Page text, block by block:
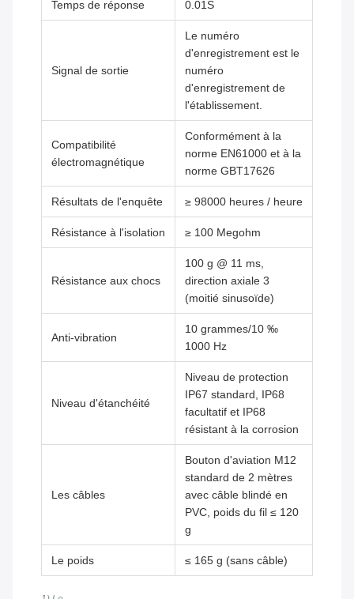
Temps de réponse 0.01S
Signal de sortie
Le numéro
d'enregistrement est le
numéro
d'enregistrement de
l'établissement.
Compatibilité
électromagnétique
Conformément à la
norme EN61000 et à la
norme GBT17626
Résultats de l'enquête ≥ 98000 heures / heure
Résistance à l'isolation ≥ 100 Megohm
Résistance aux chocs
100 g @ 11 ms,
direction axiale 3
(moitié sinusoïde)
Anti-vibration
10 grammes/10 ‰
1000 Hz
Niveau d'étanchéité
Niveau de protection
IP67 standard, IP68
facultatif et IP68
résistant à la corrosion
Les câbles
Bouton d'aviation M12
standard de 2 mètres
avec câble blindé en
PVC, poids du fil ≤ 120
g
Le poids ≤ 165 g (sans câble)